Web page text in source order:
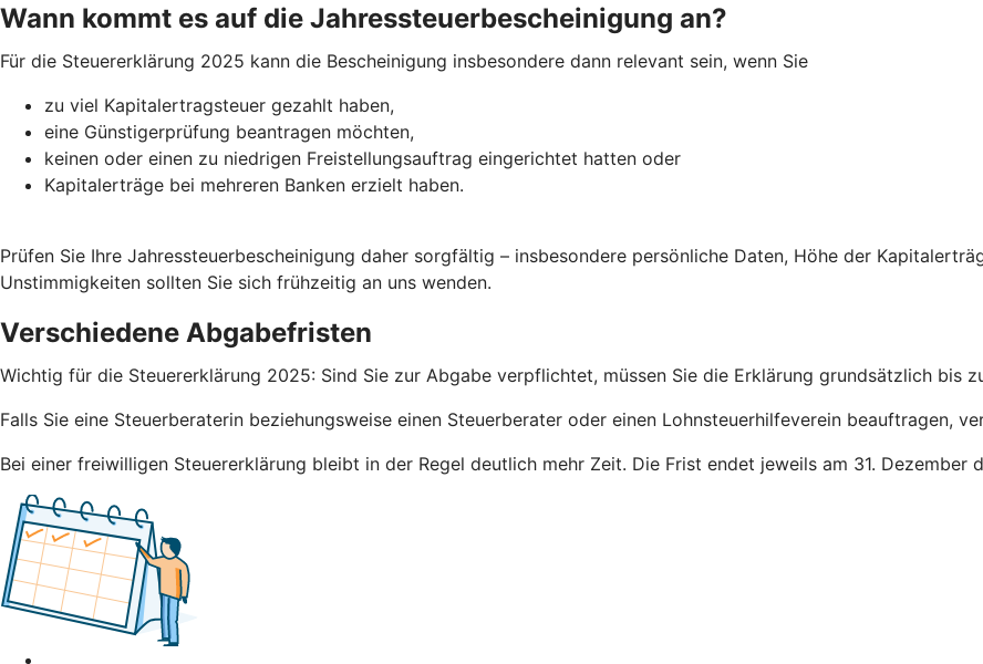
Wann kommt es auf die Jahressteuerbescheinigung an?
Für die Steuererklärung 2025 kann die Bescheinigung insbesondere dann relevant sein, wenn Sie
zu viel Kapitalertragsteuer gezahlt haben,
eine Günstigerprüfung beantragen möchten,
keinen oder einen zu niedrigen Freistellungsauftrag eingerichtet hatten oder
Kapitalerträge bei mehreren Banken erzielt haben.
Prüfen Sie Ihre Jahressteuerbescheinigung daher sorgfältig – insbesondere persönliche Daten, Höhe der
Unstimmigkeiten sollten Sie sich frühzeitig an uns wenden.
Verschiedene Abgabefristen
Wichtig für die Steuererklärung 2025: Sind Sie zur Abgabe verpflichtet, müssen Sie die Erklärung grundsätzlich bis
Falls Sie eine Steuerberaterin beziehungsweise einen Steuerberater oder einen Lohnsteuerhilfeverein beauftragen,
Bei einer freiwilligen Steuererklärung bleibt in der Regel deutlich mehr Zeit. Die Frist endet jeweils am 31. Dezember